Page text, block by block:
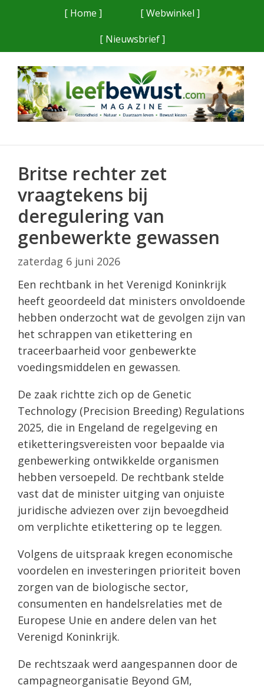
[ Home ]
[ Webwinkel ]
[ Nieuwsbrief ]
Britse rechter zet
vraagtekens bij
deregulering van
genbewerkte gewassen
zaterdag 6 juni 2026
Een rechtbank in het Verenigd Koninkrijk
heeft geoordeeld dat ministers onvoldoende
hebben onderzocht wat de gevolgen zijn van
het schrappen van etikettering en
traceerbaarheid voor genbewerkte
voedingsmiddelen en gewassen.
De zaak richtte zich op de Genetic
Technology (Precision Breeding) Regulations
2025, die in Engeland de regelgeving en
etiketteringsvereisten voor bepaalde via
genbewerking ontwikkelde organismen
hebben versoepeld. De rechtbank stelde
vast dat de minister uitging van onjuiste
juridische adviezen over zijn bevoegdheid
om verplichte etikettering op te leggen.
Volgens de uitspraak kregen economische
voordelen en investeringen prioriteit boven
zorgen van de biologische sector,
consumenten en handelsrelaties met de
Europese Unie en andere delen van het
Verenigd Koninkrijk.
De rechtszaak werd aangespannen door de
campagneorganisatie Beyond GM,